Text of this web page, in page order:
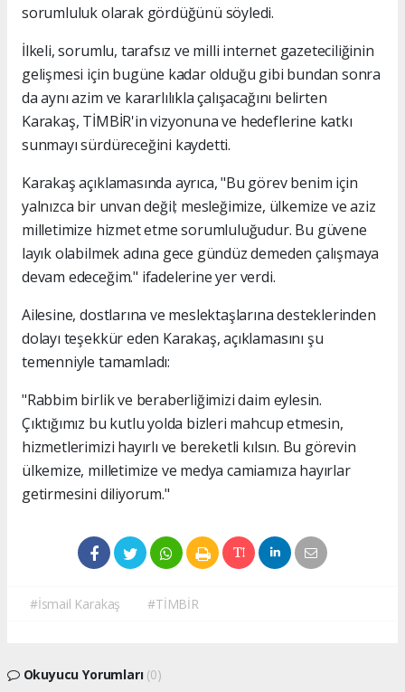
sorumluluk olarak gördüğünü söyledi.
İlkeli, sorumlu, tarafsız ve milli internet gazeteciliğinin
gelişmesi için bugüne kadar olduğu gibi bundan sonra
da aynı azim ve kararlılıkla çalışacağını belirten
Karakaş, TİMBİR'in vizyonuna ve hedeflerine katkı
sunmayı sürdüreceğini kaydetti.
Karakaş açıklamasında ayrıca, "Bu görev benim için
yalnızca bir unvan değil; mesleğimize, ülkemize ve aziz
milletimize hizmet etme sorumluluğudur. Bu güvene
layık olabilmek adına gece gündüz demeden çalışmaya
devam edeceğim." ifadelerine yer verdi.
Ailesine, dostlarına ve meslektaşlarına desteklerinden
dolayı teşekkür eden Karakaş, açıklamasını şu
temenniyle tamamladı:
"Rabbim birlik ve beraberliğimizi daim eylesin.
Çıktığımız bu kutlu yolda bizleri mahcup etmesin,
hizmetlerimizi hayırlı ve bereketli kılsın. Bu görevin
ülkemize, milletimize ve medya camiamıza hayırlar
getirmesini diliyorum."
#İsmail Karakaş #TİMBİR
Okuyucu Yorumları (0)